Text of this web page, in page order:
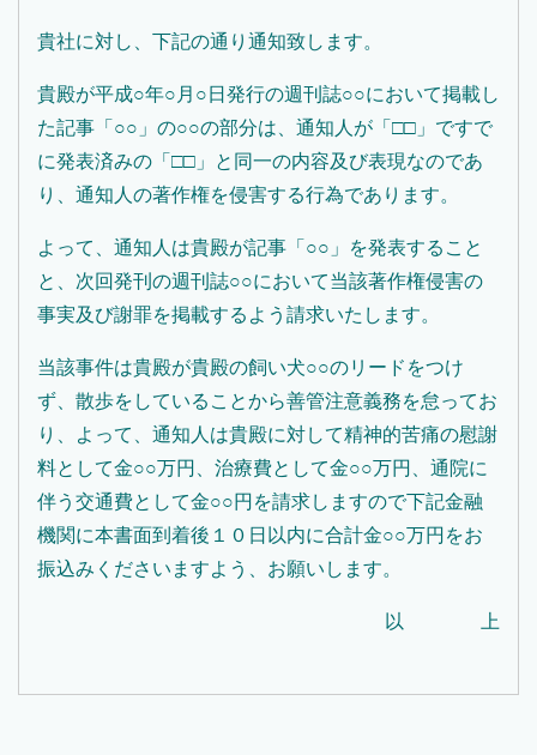
貴社に対し、下記の通り通知致します。
貴殿が平成○年○月○日発行の週刊誌○○において掲載し
た記事「○○」の○○の部分は、通知人が「□□」ですで
に発表済みの「□□」と同一の内容及び表現なのであ
り、通知人の著作権を侵害する行為であります。
よって、通知人は貴殿が記事「○○」を発表すること
と、次回発刊の週刊誌○○において当該著作権侵害の
事実及び謝罪を掲載するよう請求いたします。
当該事件は貴殿が貴殿の飼い犬○○のリードをつけ
ず、散歩をしていることから善管注意義務を怠ってお
り、よって、通知人は貴殿に対して精神的苦痛の慰謝
料として金○○万円、治療費として金○○万円、通院に
伴う交通費として金○○円を請求しますので下記金融
機関に本書面到着後１０日以内に合計金○○万円をお
振込みくださいますよう、お願いします。
以 上